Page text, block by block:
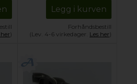
her)
Legg i kurven
Forhåndsbestill
(Lev. 4-6 virkedager. Les her)